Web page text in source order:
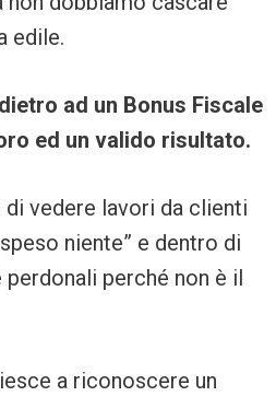
edile.
ad un Bonus Fiscale
ed un valido risultato.
vedere lavori da clienti
niente” e dentro di
perdonali perché non è il
a riconoscere un